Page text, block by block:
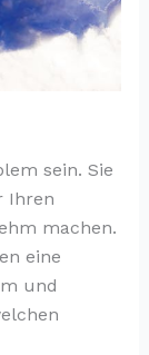
sein. Sie
Ihren
machen.
eine
und